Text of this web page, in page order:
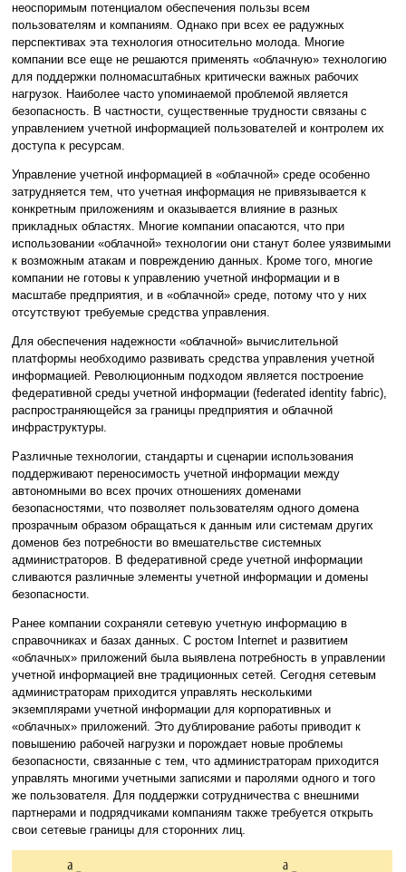
неоспоримым потенциалом обеспечения пользы всем
пользователям и компаниям. Однако при всех ее радужных
перспективах эта технология относительно молода. Многие
компании все еще не решаются применять «облачную» технологию
для поддержки полномасштабных критически важных рабочих
нагрузок. Наиболее часто упоминаемой проблемой является
безопасность. В частности, существенные трудности связаны с
управлением учетной информацией пользователей и контролем их
доступа к ресурсам.
Управление учетной информацией в «облачной» среде особенно
затрудняется тем, что учетная информация не привязывается к
конкретным приложениям и оказывается влияние в разных
прикладных областях. Многие компании опасаются, что при
использовании «облачной» технологии они станут более уязвимыми
к возможным атакам и повреждению данных. Кроме того, многие
компании не готовы к управлению учетной информации и в
масштабе предприятия, и в «облачной» среде, потому что у них
отсутствуют требуемые средства управления.
Для обеспечения надежности «облачной» вычислительной
платформы необходимо развивать средства управления учетной
информацией. Революционным подходом является построение
федеративной среды учетной информации (federated identity fabric),
распространяющейся за границы предприятия и облачной
инфраструктуры.
Различные технологии, стандарты и сценарии использования
поддерживают переносимость учетной информации между
автономными во всех прочих отношениях доменами
безопасностями, что позволяет пользователям одного домена
прозрачным образом обращаться к данным или системам других
доменов без потребности во вмешательстве системных
администраторов. В федеративной среде учетной информации
сливаются различные элементы учетной информации и домены
безопасности.
Ранее компании сохраняли сетевую учетную информацию в
справочниках и базах данных. С ростом Internet и развитием
«облачных» приложений была выявлена потребность в управлении
учетной информацией вне традиционных сетей. Сегодня сетевым
администраторам приходится управлять несколькими
экземплярами учетной информации для корпоративных и
«облачных» приложений. Это дублирование работы приводит к
повышению рабочей нагрузки и порождает новые проблемы
безопасности, связанные с тем, что администраторам приходится
управлять многими учетными записями и паролями одного и того
же пользователя. Для поддержки сотрудничества с внешними
партнерами и подрядчиками компаниям также требуется открыть
свои сетевые границы для сторонних лиц.